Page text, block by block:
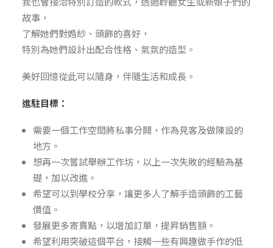
故事，
了解她們對婚紗、頭飾的喜好，
特別為她們設計出配合性格、氣氛的造型。
美好回憶從此可以隨身，伴隨生活和成長。
進駐目標：
需要一個工作空間將私事分開，作為見客及做陳設的
地方。
想再一次嘗試舉辦工作坊，以上一次失敗的經驗為基
礎，加以改進。
希望可以到學校分享，讓更多人了解手造頭飾的工藝
價值。
發展更多寄賣點，以增加訂單，提昇銷售額。
希望利用突破這個平台，接觸一些有興趣做手作的低